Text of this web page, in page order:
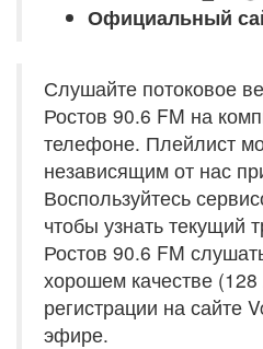
Официальный
Слушайте потоковое
Ростов 90.6 FM на
телефоне. Плейлист
независящим от нас
Воспользуйтесь
чтобы узнать
Ростов 90.6 FM
хорошем качестве
регистрации на сайте
эфире.